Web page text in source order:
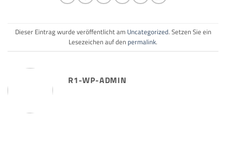
Dieser Eintrag wurde veröffentlicht am Uncategorized. Setzen Sie ein
Lesezeichen auf den permalink.
R1-WP-ADMIN